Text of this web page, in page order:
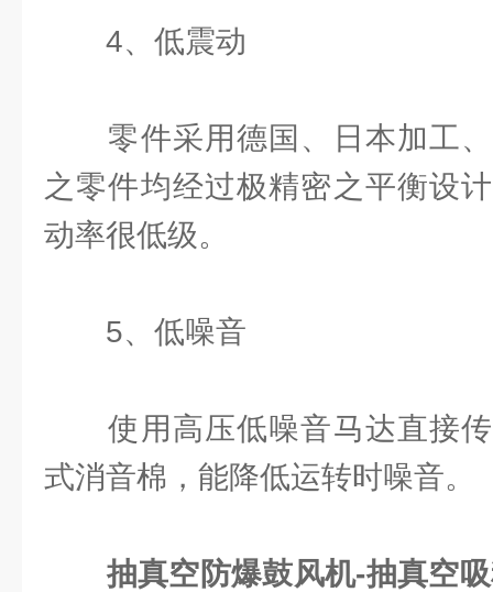
4、低震动
零件采用德国、日本加工、
之零件均经过极精密之平衡设
动率很低级。
5、低噪音
使用高压低噪音马达直接传
式消音棉，能降低运转时噪音。
抽真空防爆鼓风机-抽真空